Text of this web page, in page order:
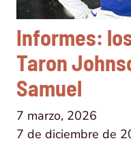
Informes:
Taron
Samuel
7 marzo, 2026
7 de diciembre de